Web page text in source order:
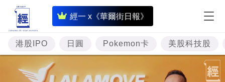
經一 x《華爾街日報》
即
時
財
經
專
港股IPO 日圓 Pokemon卡 美股科技股